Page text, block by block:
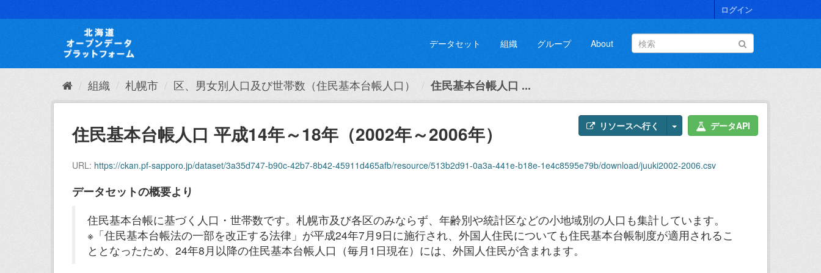
キ
て
ログイン
データセット 組織 グループ About
組織 札幌市 区、男女別人口及び世帯数（住民基本台帳人口） 住民基本台帳人口 ...
リソースへ行く データAPI
住民基本台帳人口 平成14年～18年（2002年～2006年）
URL: https://ckan.pf-sapporo.jp/dataset/3a35d747-b90c-42b7-8b42-45911d465afb/resource/513b2d91-0a3a-441e-b18e-1e4c8595e79b/download/juuki2002-2006.csv
データセットの概要より
住民基本台帳に基づく人口・世帯数です。札幌市及び各区のみならず、年齢別や統計区などの小地域別の人口も集計しています。
※「住民基本台帳法の一部を改正する法律」が平成24年7月9日に施行され、外国人住民についても住民基本台帳制度が適用されるこ
ととなったため、24年8月以降の住民基本台帳人口（毎月1日現在）には、外国人住民が含まれます。